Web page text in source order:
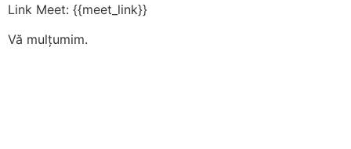
Link Meet: {{meet_link}}
Vă mulțumim.